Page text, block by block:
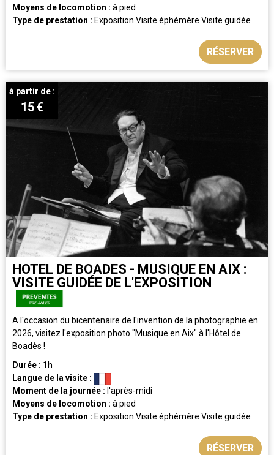
Moyens de locomotion : à pied
Type de prestation : Exposition Visite éphémère Visite guidée
RÉSERVER
HOTEL DE BOADES - MUSIQUE EN AIX :
VISITE GUIDÉE DE L'EXPOSITION
A l'occasion du bicentenaire de l'invention de la photographie en
2026, visitez l'exposition photo "Musique en Aix" à l'Hôtel de
Boadès !
à partir de :
15€
Durée : 1h
Langue de la visite :
Moment de la journée : l'après-midi
Moyens de locomotion : à pied
Type de prestation : Exposition Visite éphémère Visite guidée
RÉSERVER